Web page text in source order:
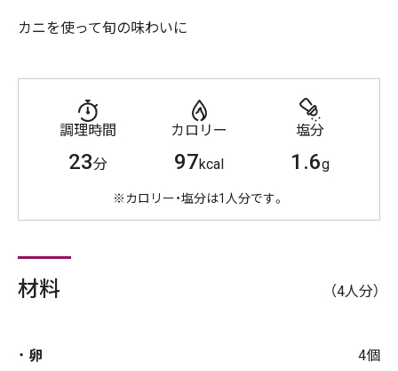
カニを使って旬の味わいに
調理時間
23分
カロリー
97kcal
塩分
1.6g
※カロリー・塩分は1人分です。
材料 （4人分）
卵
4個